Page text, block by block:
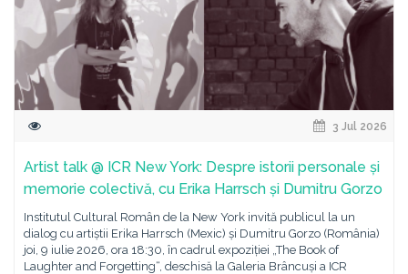
3 Jul 2026
Artist talk @ ICR New York: Despre istorii personale și
memorie colectivă, cu Erika Harrsch și Dumitru Gorzo
Institutul Cultural Român de la New York invită publicul la un
dialog cu artiștii Erika Harrsch (Mexic) și Dumitru Gorzo (România)
joi, 9 iulie 2026, ora 18:30, în cadrul expoziției „The Book of
Laughter and Forgetting“, deschisă la Galeria Brâncuși a ICR